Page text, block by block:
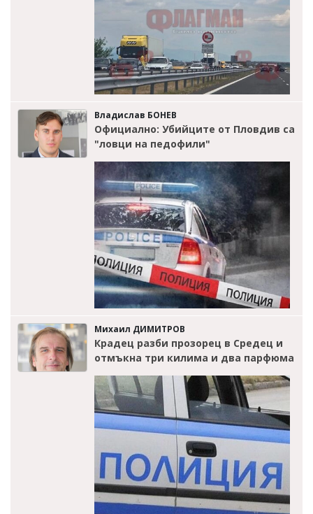
Владислав БОНЕВ
Официално: Убийците от Пловдив са
"ловци на педофили"
Михаил ДИМИТРОВ
Крадец разби прозорец в Средец и
отмъкна три килима и два парфюма